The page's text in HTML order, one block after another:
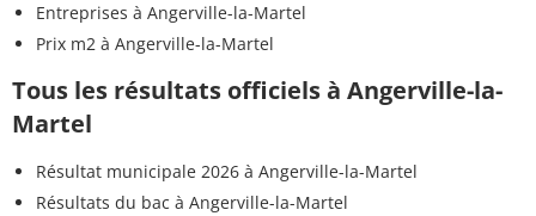
Entreprises à Angerville-la-Martel
Prix m2 à Angerville-la-Martel
Tous les résultats officiels à Angerville-la-
Martel
Résultat municipale 2026 à Angerville-la-Martel
Résultats du bac à Angerville-la-Martel